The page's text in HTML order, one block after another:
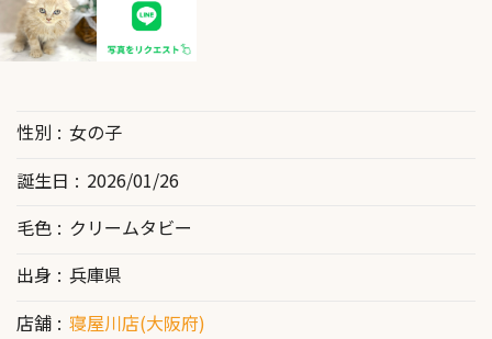
性別
女の子
誕生日
2026/01/26
毛色
クリームタビー
出身
兵庫県
店舗
寝屋川店(大阪府)